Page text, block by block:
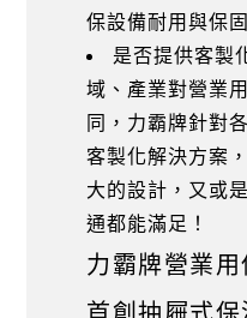
保設備耐用與保
是否提供客製
域、產業對營業
同，力霸牌針對
客製化解決方案
大的設計，又或
通都能滿足！
力霸牌營業